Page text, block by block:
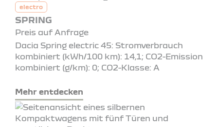
electro
SPRING
Preis auf Anfrage
Dacia Spring electric 45: Stromverbrauch
kombiniert (kWh/100 km): 14,1; CO2-Emission
kombiniert (g/km): 0; CO2-Klasse: A
Mehr entdecken